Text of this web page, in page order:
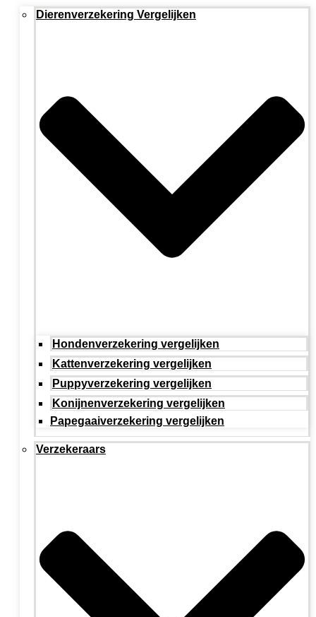
Dierenverzekering Vergelijken
Hondenverzekering vergelijken
Kattenverzekering vergelijken
Puppyverzekering vergelijken
Konijnenverzekering vergelijken
Papegaaiverzekering vergelijken
Verzekeraars